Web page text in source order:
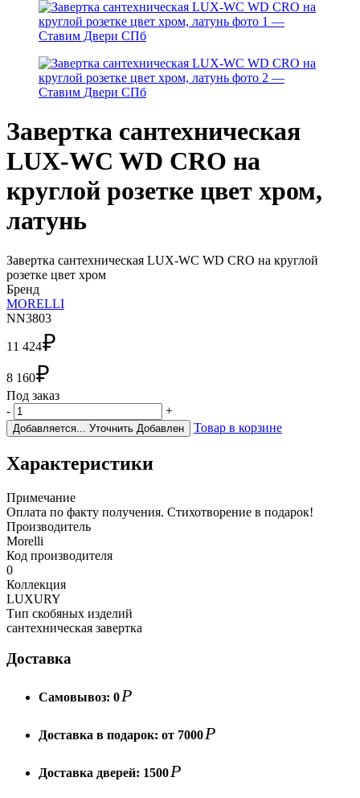
Завертка сантехническая
LUX-WC WD CRO на
круглой розетке цвет хром,
латунь
Завертка сантехническая LUX-WC WD CRO на круглой
розетке цвет хром
Бренд
MORELLI
NN3803
11 424₽
8 160₽
Под заказ
-
+
Добавляется... Уточнить Добавлен Товар в корзине
Характеристики
Примечание
Оплата по факту получения. Стихотворение в подарок!
Производитель
Morelli
Код производителя
0
Коллекция
LUXURY
Тип скобяных изделий
сантехническая завертка
Доставка
Самовывоз: 0Р
Доставка в подарок: от 7000Р
Доставка дверей: 1500Р